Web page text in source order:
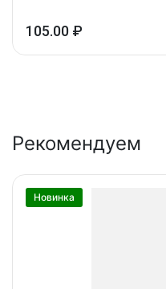
105.00 ₽
Рекомендуем
Новинка